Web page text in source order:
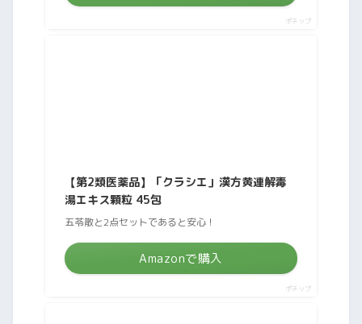
ポチップ
【第2類医薬品】「クラシエ」漢方黄連解毒
湯エキス顆粒 45包
五苓散と2点セットであると安心！
Amazonで購入
ポチップ